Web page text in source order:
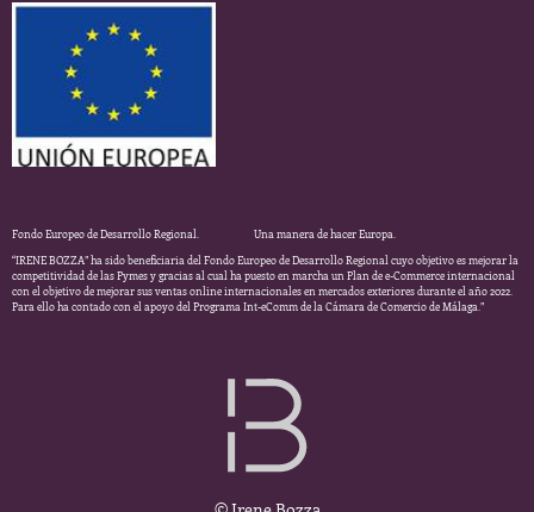
Fondo Europeo de Desarrollo Regional. Una manera de hacer Europa.
“IRENE BOZZA” ha sido beneficiaria del Fondo Europeo de Desarrollo Regional cuyo objetivo es mejorar la
competitividad de las Pymes y gracias al cual ha puesto en marcha un Plan de e-Commerce internacional
con el objetivo de mejorar sus ventas online internacionales en mercados exteriores durante el año 2022.
Para ello ha contado con el apoyo del Programa Int-eComm de la Cámara de Comercio de Málaga.”